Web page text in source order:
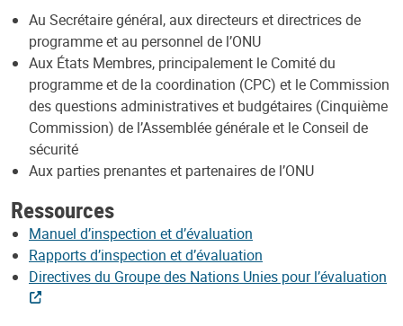
Au Secrétaire général, aux directeurs et directrices de
programme et au personnel de l’ONU
Aux États Membres, principalement le Comité du
programme et de la coordination (CPC) et le Commission
des questions administratives et budgétaires (Cinquième
Commission) de l’Assemblée générale et le Conseil de
sécurité
Aux parties prenantes et partenaires de l’ONU
Ressources
Manuel d’inspection et d’évaluation
Rapports d’inspection et d’évaluation
Directives du Groupe des Nations Unies pour l’évaluation